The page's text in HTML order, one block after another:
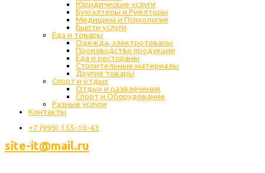
Юридические услуги
Бухгалтеры и Риелторы
Медицина и Психология
Бьюти услуги
Еда и товары
Одежда, электротовары
Производство продукции
Еда и рестораны
Строительные материалы
Другие товары
Спорт и отдых
Отдых и развлечения
Спорт и Оборудование
Разные услуги
Контакты
+7 (999) 155-10-43
site-it@mail.ru